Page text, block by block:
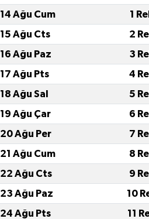
14 Ağu Cum
1
15 Ağu Cts
2
16 Ağu Paz
3
17 Ağu Pts
4
18 Ağu Sal
5
19 Ağu Çar
6
20 Ağu Per
7
21 Ağu Cum
8
22 Ağu Cts
9
23 Ağu Paz
10
24 Ağu Pts
11